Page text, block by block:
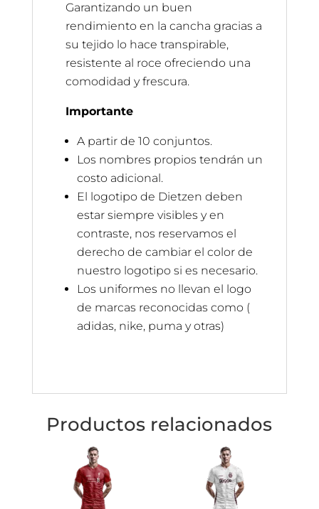
Garantizando un buen
rendimiento en la cancha gracias a
su tejido lo hace transpirable,
resistente al roce ofreciendo una
comodidad y frescura.
Importante
A partir de 10 conjuntos.
Los nombres propios tendrán un
costo adicional.
El logotipo de Dietzen deben
estar siempre visibles y en
contraste, nos reservamos el
derecho de cambiar el color de
nuestro logotipo si es necesario.
Los uniformes no llevan el logo
de marcas reconocidas como (
adidas, nike, puma y otras)
Productos relacionados